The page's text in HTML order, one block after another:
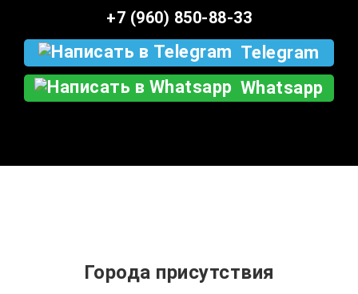
+7 (960) 850-88-33
Telegram
Whatsapp
Города присутствия